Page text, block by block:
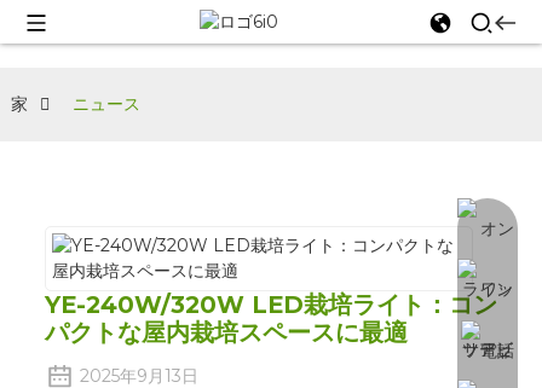
家 ニュース
YE-240W/320W LED栽培ライト：コン
パクトな屋内栽培スペースに最適
2025年9月13日